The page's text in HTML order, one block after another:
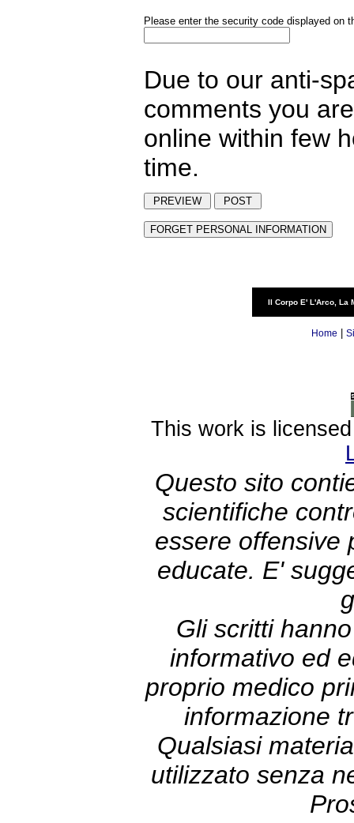
Please enter the security code displayed on
Due to our anti-
comments you
online within few
time.
Il Corpo E' L'Arco, La
Home
This work is
Questo sito
scientifiche
essere offensive
educate. E'
Gli scritti
informativo ed
proprio medico
informazione
Qualsiasi
utilizzato senza